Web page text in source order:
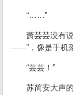
“……”
萧芸芸没有
——”，像是手机
“芸芸！”
苏简安大声